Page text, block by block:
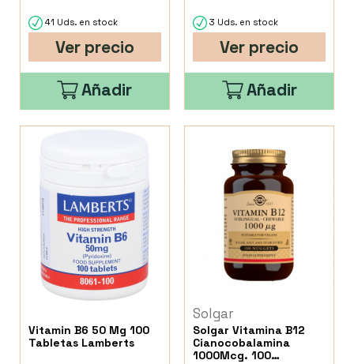
41 Uds. en stock
Ver precio
Añadir
3 Uds. en stock
Ver precio
Añadir
Vitamin B6 50 Mg 100
Tabletas Lamberts
Solgar
Solgar Vitamina B12
Cianocobalamina
1000Mcg. 100